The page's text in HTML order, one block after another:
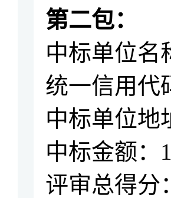
第二包：
中标单位名
统一信用代
中标单位地
中标金额：
评审总得分：